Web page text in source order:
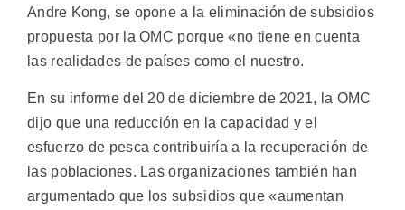
Andre Kong, se opone a la eliminación de subsidios
propuesta por la OMC porque «no tiene en cuenta
las realidades de países como el nuestro.
En su informe del 20 de diciembre de 2021, la OMC
dijo que una reducción en la capacidad y el
esfuerzo de pesca contribuiría a la recuperación de
las poblaciones. Las organizaciones también han
argumentado que los subsidios que «aumentan